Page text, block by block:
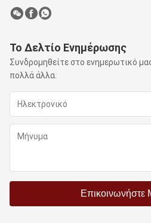
Το Δελτίο Ενημέρωσης
Συνδρομηθείτε στο ενημερωτικό
πολλά άλλα.
Επικοινωνήστε